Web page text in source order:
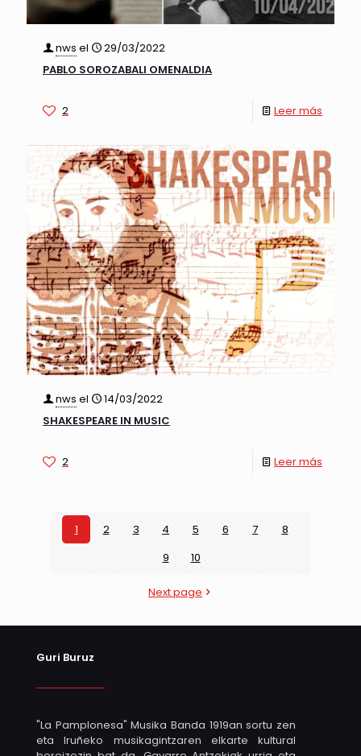
nws el
29/03/2022
PABLO SOROZABALI OMENALDIA
2 Leer más
nws el
14/03/2022
SHAKESPEARE IN MUSIC
2 Leer más
1 2 3 4 5 6 7
8
9
10
Next page
Guri Buruz
"La Pamplonesa" Musika Banda 1919an sortu zen
eta Iruñeko musikagintzaren elkarte kultural